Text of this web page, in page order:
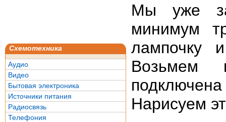
Схемотехника
Аудио
Видео
Бытовая электроника
Источники питания
Радиосвязь
Телефония
Мы уже
минимум
лампочку
Возьмем
Нарисуем